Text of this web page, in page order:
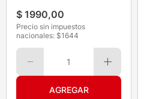
$ 1990,00
Precio sin impuestos
nacionales: $1644
1